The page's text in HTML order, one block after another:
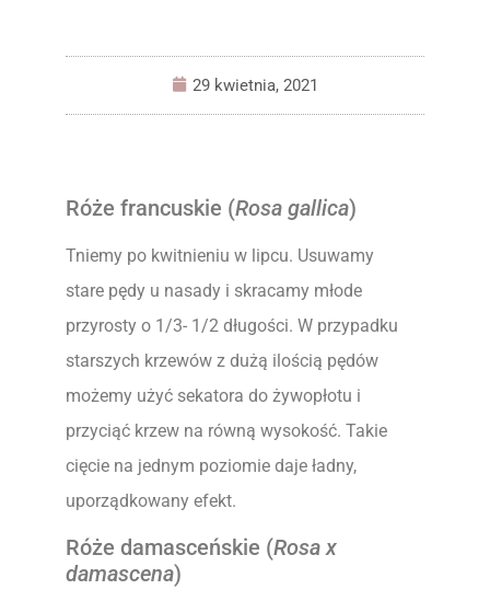
29 kwietnia, 2021
Róże francuskie (Rosa gallica)
Tniemy po kwitnieniu w lipcu. Usuwamy
stare pędy u nasady i skracamy młode
przyrosty o 1/3- 1/2 długości. W przypadku
starszych krzewów z dużą ilością pędów
możemy użyć sekatora do żywopłotu i
przyciąć krzew na równą wysokość. Takie
cięcie na jednym poziomie daje ładny,
uporządkowany efekt.
Róże damasceńskie (Rosa x
damascena)